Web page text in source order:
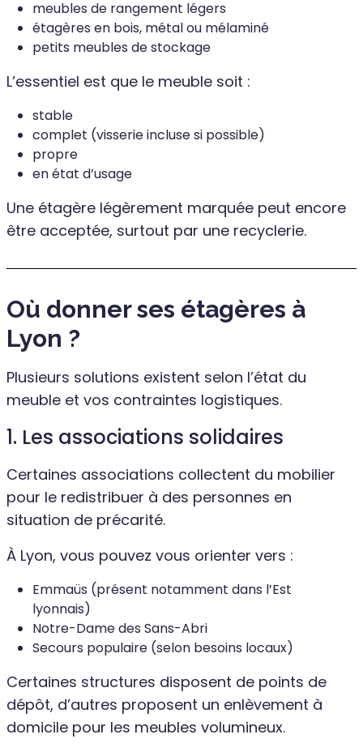
meubles de rangement légers
étagères en bois, métal ou mélaminé
petits meubles de stockage
L’essentiel est que le meuble soit :
stable
complet (visserie incluse si possible)
propre
en état d’usage
Une étagère légèrement marquée peut encore
être acceptée, surtout par une recyclerie.
Où donner ses étagères à
Lyon ?
Plusieurs solutions existent selon l’état du
meuble et vos contraintes logistiques.
1. Les associations solidaires
Certaines associations collectent du mobilier
pour le redistribuer à des personnes en
situation de précarité.
À Lyon, vous pouvez vous orienter vers :
Emmaüs (présent notamment dans l’Est
lyonnais)
Notre-Dame des Sans-Abri
Secours populaire (selon besoins locaux)
Certaines structures disposent de points de
dépôt, d’autres proposent un enlèvement à
domicile pour les meubles volumineux.